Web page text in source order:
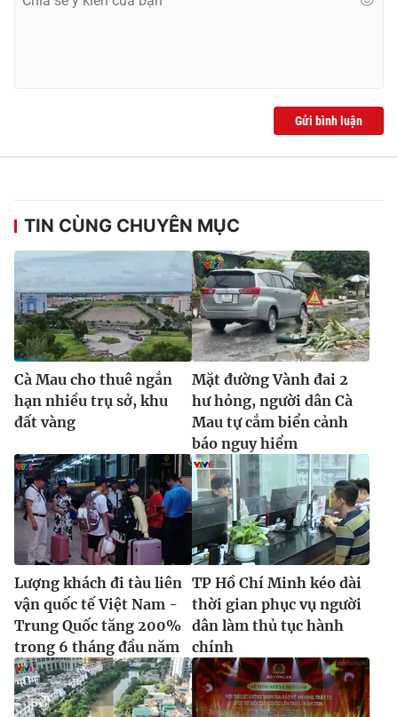
Gửi bình luận
TIN CÙNG CHUYÊN MỤC
Cà Mau cho thuê ngắn
hạn nhiều trụ sở, khu
đất vàng
Mặt đường Vành đai 2
hư hỏng, người dân Cà
Mau tự cắm biển cảnh
báo nguy hiểm
Lượng khách đi tàu liên
vận quốc tế Việt Nam -
Trung Quốc tăng 200%
trong 6 tháng đầu năm
TP Hồ Chí Minh kéo dài
thời gian phục vụ người
dân làm thủ tục hành
chính